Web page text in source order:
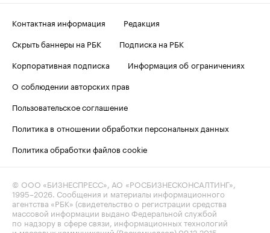
Контактная информация
Редакция
Скрыть баннеры на РБК
Подписка на РБК
Корпоративная подписка
Информация об ограничениях
О соблюдении авторских прав
Пользовательское соглашение
Политика в отношении обработки персональных данных
Политика обработки файлов cookie
© ООО «БИЗНЕСПРЕСС», АО «РОСБИЗНЕСКОНСАЛТИНГ»,
1995–2026. Сообщения и материалы информационного
агентства «РБК» (свидетельство о регистрации средства
массовой информации выдано Федеральной службой
по надзору в сфере связи, информационных технологий